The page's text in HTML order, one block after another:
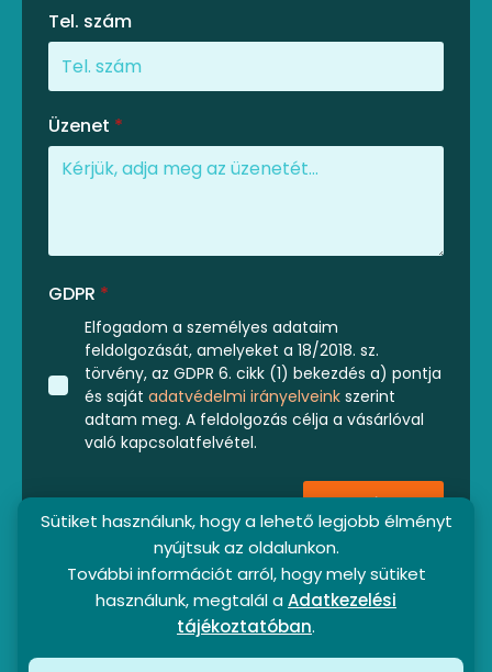
Sütiket használunk, hogy a lehető legjobb élményt
nyújtsuk az oldalunkon.
További információt arról, hogy mely sütiket
használunk, megtalál aAdatkezelési
tájékoztatóban.
Tel. szám
Üzenet *
GDPR *
Elfogadom a személyes adataim
feldolgozását, amelyeket a 18/2018. sz.
törvény, az GDPR 6. cikk (1) bekezdés a) pontja
és saját adatvédelmi irányelveink szerint
adtam meg. A feldolgozás célja a vásárlóval
való kapcsolatfelvétel.
Küldés